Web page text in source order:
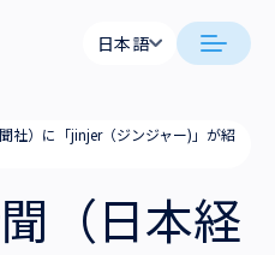
日本語
社）に「jinjer（ジンジャー)」が紹
（日本経